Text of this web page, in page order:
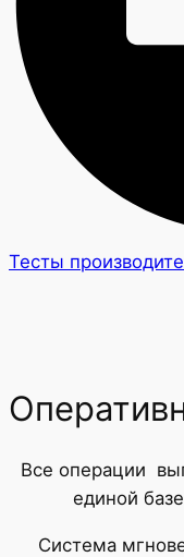
Тесты
Все операции
единой
Система